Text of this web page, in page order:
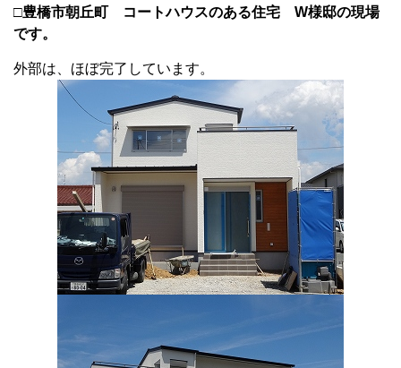
□豊橋市朝丘町 コートハウスのある住宅 W様邸の現場
です。
外部は、ほぼ完了しています。